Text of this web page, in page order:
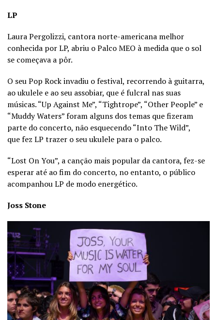
LP
Laura Pergolizzi, cantora norte-americana melhor
conhecida por LP, abriu o Palco MEO à medida que o sol
se começava a pôr.
O seu Pop Rock invadiu o festival, recorrendo à guitarra,
ao ukulele e ao seu assobiar, que é fulcral nas suas
músicas. “Up Against Me”, “Tightrope”, “Other People” e
“Muddy Waters” foram alguns dos temas que fizeram
parte do concerto, não esquecendo “Into The Wild”,
que fez LP trazer o seu ukulele para o palco.
“Lost On You”, a canção mais popular da cantora, fez-se
esperar até ao fim do concerto, no entanto, o público
acompanhou LP de modo energético.
Joss Stone